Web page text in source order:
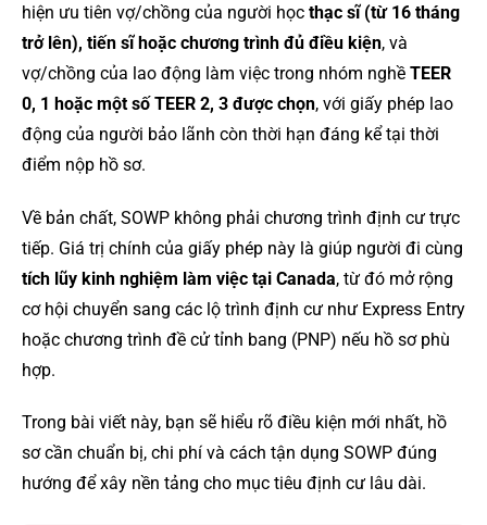
hiện ưu tiên vợ/chồng của người học thạc sĩ (từ 16 tháng
trở lên), tiến sĩ hoặc chương trình đủ điều kiện, và
vợ/chồng của lao động làm việc trong nhóm nghề TEER
0, 1 hoặc một số TEER 2, 3 được chọn, với giấy phép lao
động của người bảo lãnh còn thời hạn đáng kể tại thời
điểm nộp hồ sơ.
Về bản chất, SOWP không phải chương trình định cư trực
tiếp. Giá trị chính của giấy phép này là giúp người đi cùng
tích lũy kinh nghiệm làm việc tại Canada, từ đó mở rộng
cơ hội chuyển sang các lộ trình định cư như Express Entry
hoặc chương trình đề cử tỉnh bang (PNP) nếu hồ sơ phù
hợp.
Trong bài viết này, bạn sẽ hiểu rõ điều kiện mới nhất, hồ
sơ cần chuẩn bị, chi phí và cách tận dụng SOWP đúng
hướng để xây nền tảng cho mục tiêu định cư lâu dài.